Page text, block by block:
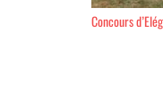
Concours